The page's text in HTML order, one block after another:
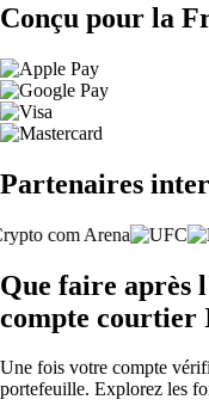
Conçu pour la
Partenaires
Que faire après
compte
Une fois votre compte
portefeuille. Explorez les